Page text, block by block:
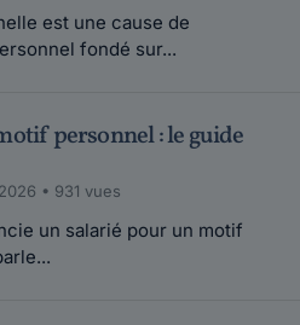
vous avez la possibilité
sur nos ...
06-2020
économique en
bénéficié de la por...
est une cause de
fondé sur...
personnel : le guide
• 931 vues
un salarié pour un motif